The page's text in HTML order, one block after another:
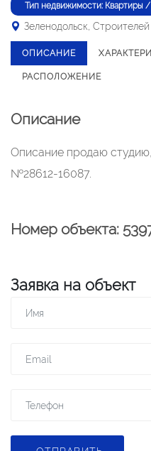
Тип недвижимости: Квартиры
Зеленодольск,
ОПИСАНИЕ
РАСПОЛОЖЕНИЕ
Описание
Описание продаю
№28612-16087.
Номер объекта:
Заявка на объект